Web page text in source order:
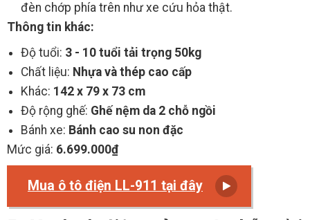
đèn chớp phía trên như xe cứu hỏa thật.
Thông tin khác:
Độ tuổi: 3 - 10 tuổi tải trọng 50kg
Chất liệu: Nhựa và thép cao cấp
Khác: 142 x 79 x 73 cm
Độ rộng ghế: Ghế nệm da 2 chỗ ngồi
Bánh xe: Bánh cao su non đặc
Mức giá: 6.699.000₫
Mua ô tô điện LL-911 tại đây